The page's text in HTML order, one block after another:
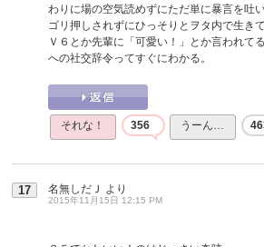
わりに場の空気読めずにただ単に暴言を吐
ゴリ押しされずにひっそりとヲタ内で生き
Ｖ６とか先輩に「可愛い！」とか言われて
への社交辞令ってすぐにわかる。
それな！ 356 うーん…
17 名無しだＪ より
2015年11月15日 12:15 PM